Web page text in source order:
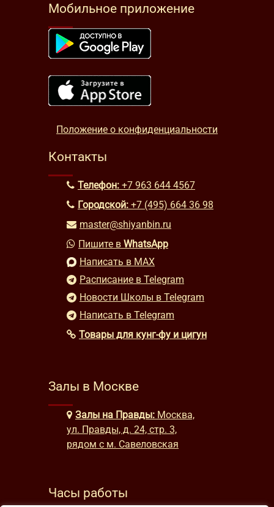
Мобильное приложение
Положение о конфиденциальности
Контакты
Телефон: +7 963 644 4567
Городской: +7 (495) 664 36 98
master@shiyanbin.ru
Пишите в WhatsApp
Написать в MAX
Расписание в Telegram
Новости Школы в Telegram
Написать в Telegram
Товары для кунг-фу и цигун
Залы в Москве
Залы на Правды: Москва,
ул. Правды, д. 24, стр. 3,
рядом с м. Савеловская
Часы работы